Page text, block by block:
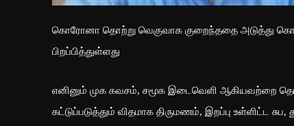
கொரோனா தொற்று வெகுவாக குறைந்ததை அடுத்து
பிறப்பித்துள்ளது
எனினும் முக கவசம், சமூக இடைவெளி ஆகியவற்றை
கட்டுப்படுத்தும் விதமாக திருமணம், இறப்பு உள்ளிட்ட